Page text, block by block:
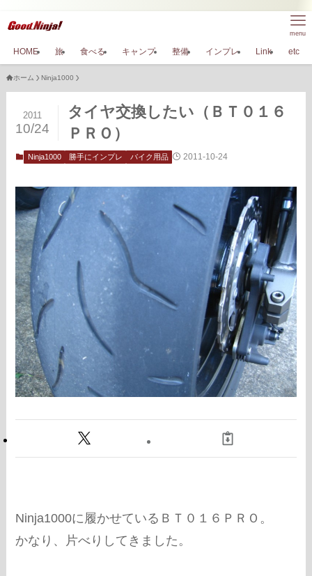
menu
HOME 旅 食べる キャンプ 整備 インプレ Link etc
ホーム Ninja1000
タイヤ交換したい（ＢＴ０１６
ＰＲＯ）
2011
10/24
Ninja1000 勝手にインプレ バイク用品 2011-10-24
Ninja1000に履かせているＢＴ０１６ＰＲＯ。
かなり、片べりしてきました。